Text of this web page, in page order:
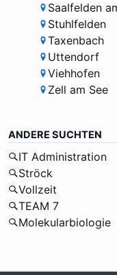
Saalfelden
Stuhlfelden
Taxenbach
Uttendorf
Viehhofen
Zell am See
ANDERE SUCHTEN
IT Administration
Ströck
Vollzeit
TEAM 7
Molekularbiologie